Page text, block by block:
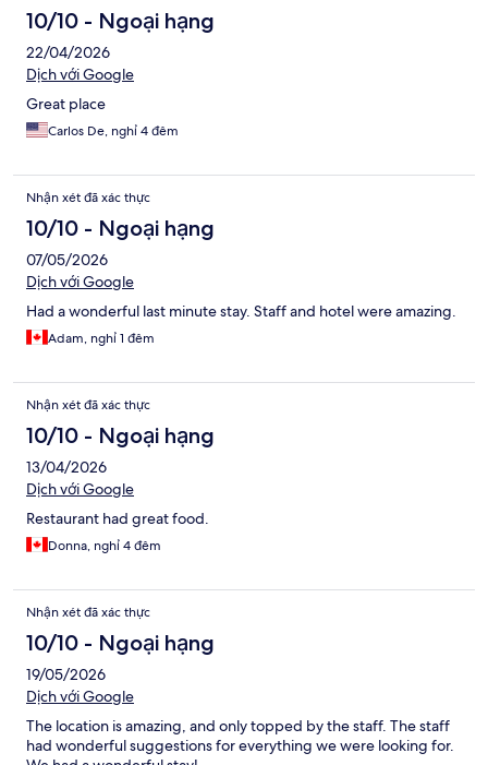
10/10 - Ngoại hạng
22/04/2026
Dịch với Google
Great place
Carlos De, nghỉ 4 đêm
Nhận xét đã xác thực
10/10 - Ngoại hạng
07/05/2026
Dịch với Google
Had a wonderful last minute stay. Staff and hotel were amazing.
Adam, nghỉ 1 đêm
Nhận xét đã xác thực
10/10 - Ngoại hạng
13/04/2026
Dịch với Google
Restaurant had great food.
Donna, nghỉ 4 đêm
Nhận xét đã xác thực
10/10 - Ngoại hạng
19/05/2026
Dịch với Google
The location is amazing, and only topped by the staff. The staff
had wonderful suggestions for everything we were looking for.